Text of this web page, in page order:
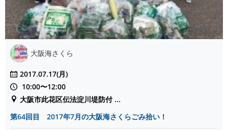
大阪海さくら
2017.07.17(月)
10:00〜12:00
大阪市此花区伝法淀川堤防付 ...
第64回目 2017年7月の大阪海さくらごみ拾い！